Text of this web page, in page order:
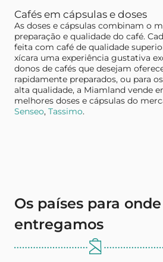
Cafés em cápsulas e doses
As doses e cápsulas combinam o
preparação e qualidade do café.
feita com café de qualidade
xícara uma experiência gustativa
donos de cafés que desejam
rapidamente preparados, ou para
alta qualidade, a Miamland vende
melhores doses e cápsulas do
Senseo, Tassimo.
Os países para onde
entregamos